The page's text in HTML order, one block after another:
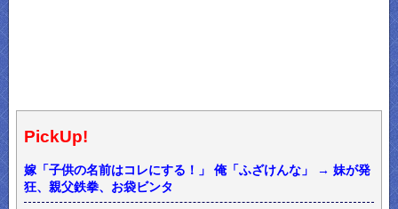
PickUp!
嫁「子供の名前はコレにする！」 俺「ふざけんな」 → 妹が発
狂、親父鉄拳、お袋ビンタ